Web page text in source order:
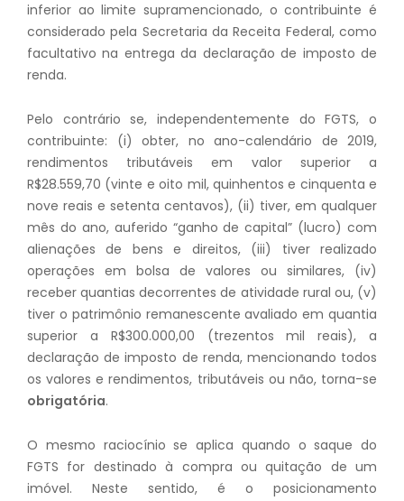
inferior ao limite supramencionado, o contribuinte é
considerado pela Secretaria da Receita Federal, como
facultativo na entrega da declaração de imposto de
renda.
Pelo contrário se, independentemente do FGTS, o
contribuinte: (i) obter, no ano-calendário de 2019,
rendimentos tributáveis em valor superior a
R$28.559,70 (vinte e oito mil, quinhentos e cinquenta e
nove reais e setenta centavos), (ii) tiver, em qualquer
mês do ano, auferido “ganho de capital” (lucro) com
alienações de bens e direitos, (iii) tiver realizado
operações em bolsa de valores ou similares, (iv)
receber quantias decorrentes de atividade rural ou, (v)
tiver o patrimônio remanescente avaliado em quantia
superior a R$300.000,00 (trezentos mil reais), a
declaração de imposto de renda, mencionando todos
os valores e rendimentos, tributáveis ou não, torna-se
obrigatória.
O mesmo raciocínio se aplica quando o saque do
FGTS for destinado à compra ou quitação de um
imóvel. Neste sentido, é o posicionamento